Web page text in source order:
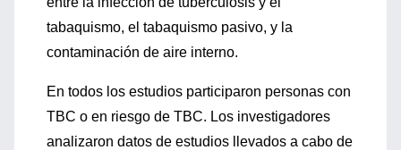
tabaquismo, el tabaquismo pasivo, y la
contaminación de aire interno.
En todos los estudios participaron personas con
TBC o en riesgo de TBC. Los investigadores
analizaron datos de estudios llevados a cabo de